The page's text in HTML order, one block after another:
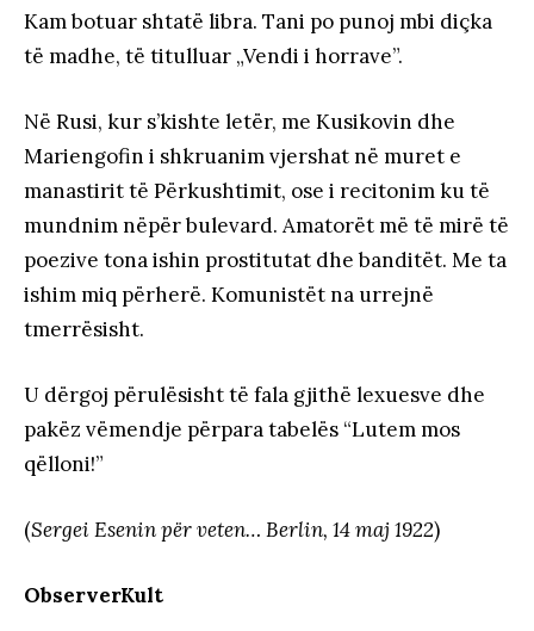
Kam botuar shtatë libra. Tani po punoj mbi diçka
të madhe, të titulluar „Vendi i horrave”.
Në Rusi, kur s’kishte letër, me Kusikovin dhe
Mariengofin i shkruanim vjershat në muret e
manastirit të Përkushtimit, ose i recitonim ku të
mundnim nëpër bulevard. Amatorët më të mirë të
poezive tona ishin prostitutat dhe banditët. Me ta
ishim miq përherë. Komunistët na urrejnë
tmerrësisht.
U dërgoj përulësisht të fala gjithë lexuesve dhe
pakëz vëmendje përpara tabelës “Lutem mos
qëlloni!”
(Sergei Esenin për veten… Berlin, 14 maj 1922)
ObserverKult